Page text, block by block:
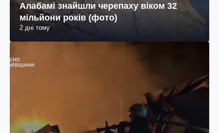
Алабамі знайшли черепаху віком 32
мільйони років (фото)
2 дні тому